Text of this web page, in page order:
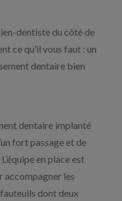
dentiste du côté de
ce qu’il vous faut : un
dentaire bien
dentaire implanté
fort passage et de
en place est
accompagner les
dont deux